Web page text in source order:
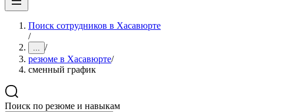
Поиск сотрудников в Хасавюрте
/
... /
резюме в Хасавюрте/
сменный график
Поиск по резюме и навыкам